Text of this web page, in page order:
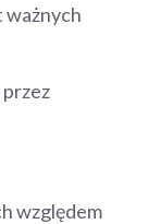
ważnych
względem